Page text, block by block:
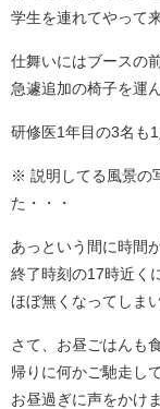
学生を連れてやって
仕舞いにはブースの
急遽追加の椅子を運
研修医1年目の3名も
※ 説明してる風景の
た・・・
あっという間に時間
終了時刻の17時近く
ほぼ無くなってしま
さて、お昼ごはんも
帰りに何かご馳走し
お昼過ぎに声をかけ